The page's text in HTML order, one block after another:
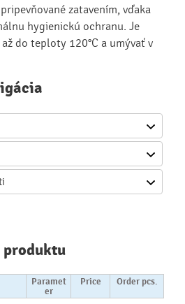
zatavením, vďaka
hygienickú ochranu. Je
do teploty 120°C a umývať v
produktu
Paramet
er
Price Order pcs.